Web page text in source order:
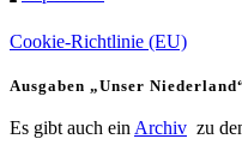
Cookie-Richtlinie (EU)
Ausgaben „Unser
Es gibt auch ein Archiv zu